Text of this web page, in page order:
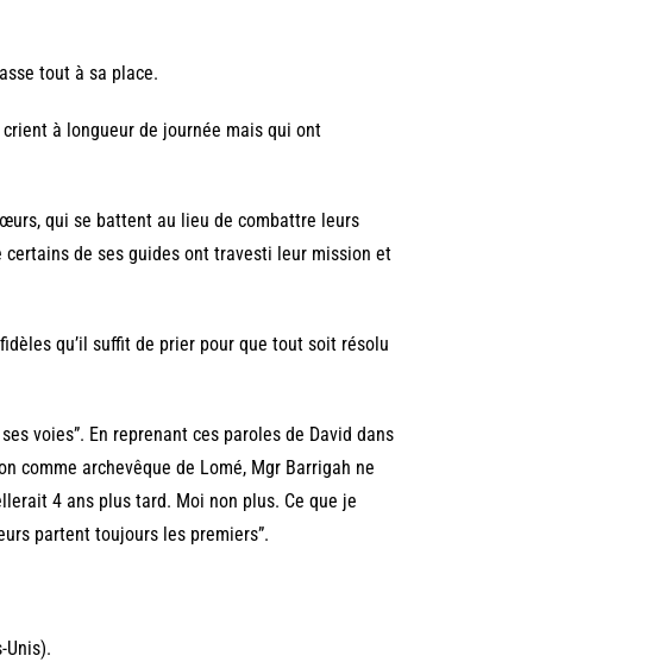
tout à sa place.
à longueur de journée mais qui ont
qui se battent au lieu de combattre leurs
certains de ses guides ont travesti leur mission et
qu’il suffit de prier pour que tout soit résolu
voies”. En reprenant ces paroles de David dans
comme archevêque de Lomé, Mgr Barrigah ne
4 ans plus tard. Moi non plus. Ce que je
partent toujours les premiers”.
Unis).